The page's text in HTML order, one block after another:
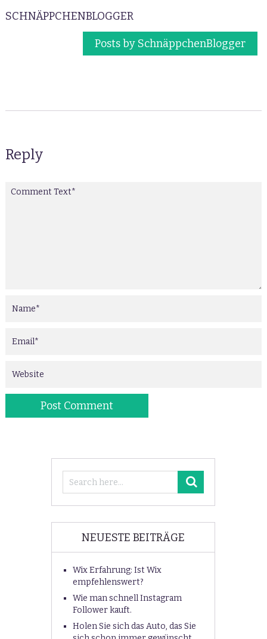
SCHNÄPPCHENBLOGGER
Posts by SchnäppchenBlogger
Reply
NEUESTE BEITRÄGE
Wix Erfahrung: Ist Wix
empfehlenswert?
Wie man schnell Instagram
Follower kauft.
Holen Sie sich das Auto, das Sie